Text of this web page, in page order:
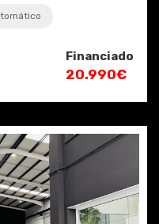
Financiado
20.990€